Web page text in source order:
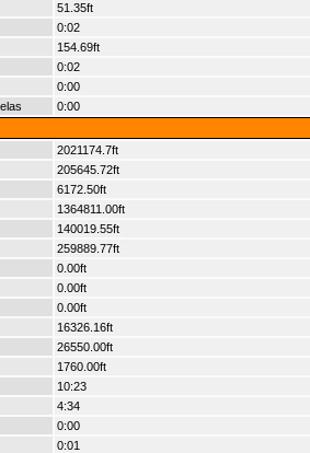
51.35ft
0:02
154.69ft
0:02
0:00
0:00
2021174.7ft
205645.72ft
6172.50ft
1364811.00ft
140019.55ft
259889.77ft
0.00ft
0.00ft
0.00ft
16326.16ft
26550.00ft
1760.00ft
10:23
4:34
0:00
0:01